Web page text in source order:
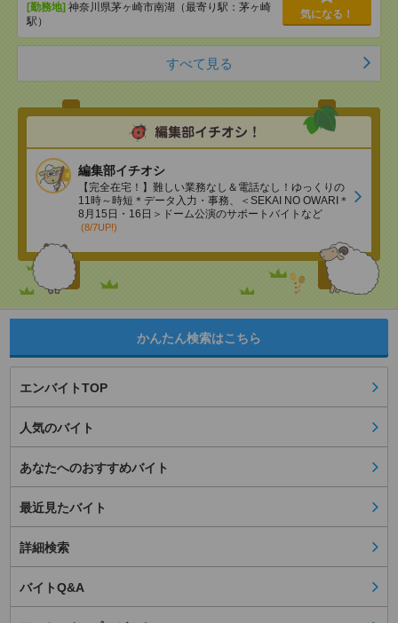
[勤務地] 神奈川県茅ヶ崎市南湖（最寄り駅：茅ヶ崎
駅）
気になる！
すべて見る
編集部イチオシ
【完全在宅！】難しい業務なし＆電話なし！ゆっくりの
11時～時短＊データ入力・事務、＜SEKAI NO OWARI＊
8月15日・16日＞ドーム公演のサポートバイトなど
(8/7UP!)
かんたん検索はこちら
エンバイトTOP
人気のバイト
あなたへのおすすめバイト
最近見たバイト
詳細検索
バイトQ&A